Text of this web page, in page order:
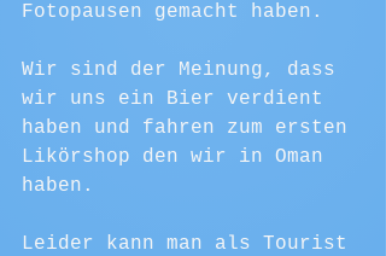
Fotopausen gemacht haben.
Wir sind der Meinung, dass
wir uns ein Bier verdient
haben und fahren zum ersten
Likörshop den wir in Oman
haben.
Leider kann man als Tourist